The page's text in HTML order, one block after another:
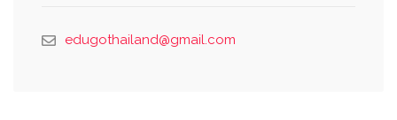
edugothailand@gmail.com